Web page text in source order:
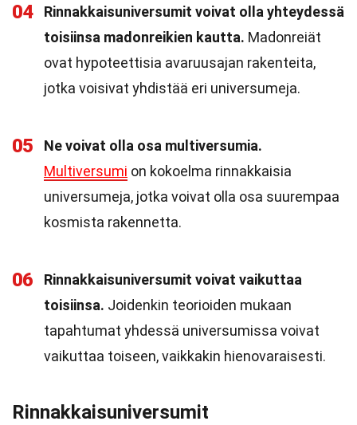
04
Rinnakkaisuniversumit voivat olla yhteydessä
toisiinsa madonreikien kautta. Madonreiät
ovat hypoteettisia avaruusajan rakenteita,
jotka voisivat yhdistää eri universumeja.
05
Ne voivat olla osa multiversumia.
Multiversumi on kokoelma rinnakkaisia
universumeja, jotka voivat olla osa suurempaa
kosmista rakennetta.
06
Rinnakkaisuniversumit voivat vaikuttaa
toisiinsa. Joidenkin teorioiden mukaan
tapahtumat yhdessä universumissa voivat
vaikuttaa toiseen, vaikkakin hienovaraisesti.
Rinnakkaisuniversumit